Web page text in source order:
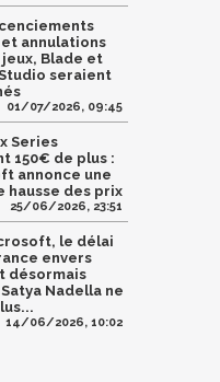
annulations
Blade et
seraient
01/07/2026, 09:45
Series
150€ de plus :
annonce une
hausse des prix
25/06/2026, 23:51
le délai
envers
désormais
Nadella ne
14/06/2026, 10:02